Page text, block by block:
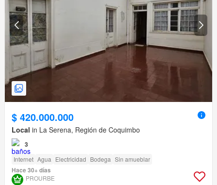
$ 420.000.000
Local in La Serena, Región de Coquimbo
3
Internet Agua Electricidad Bodega Sin amueblar
Hace 30+ días
PROURBE